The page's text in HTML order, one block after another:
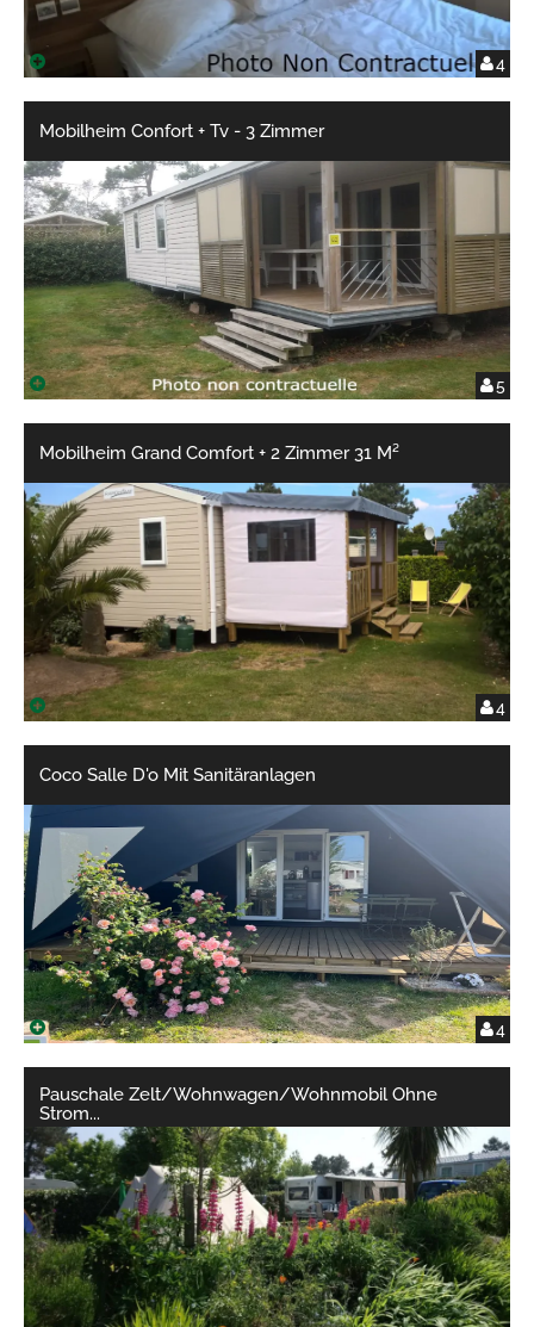
4
5
Mobilheim Confort + Tv - 3 Zimmer
4
Mobilheim Grand Comfort + 2 Zimmer 31 M²
4
Coco Salle D'o Mit Sanitäranlagen
Pauschale Zelt/Wohnwagen/Wohnmobil Ohne
Strom...